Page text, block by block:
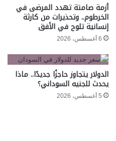
أزمة صامتة تهدد المرضى في
الخرطوم.. وتحذيرات من كارثة
إنسانية تلوح في الأفق
6 أغسطس، 2026
الدولار يتجاوز حاجزًا جديدًا.. ماذا
يحدث للجنيه السوداني؟
5 أغسطس، 2026